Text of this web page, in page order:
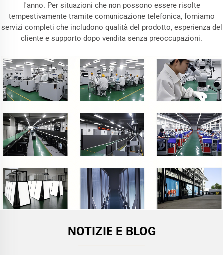
l'anno. Per situazioni che non possono essere risolte
tempestivamente tramite comunicazione telefonica, forniamo
servizi completi che includono qualità del prodotto, esperienza del
cliente e supporto dopo vendita senza preoccupazioni.
NOTIZIE E BLOG